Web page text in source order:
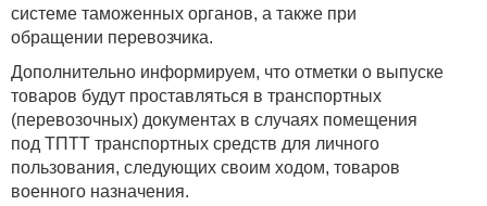
системе таможенных органов, а также при
обращении перевозчика.
Дополнительно информируем, что отметки о выпуске
товаров будут проставляться в транспортных
(перевозочных) документах в случаях помещения
под ТПТТ транспортных средств для личного
пользования, следующих своим ходом, товаров
военного назначения.